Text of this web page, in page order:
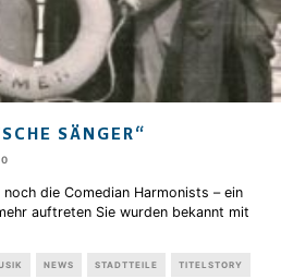
SÄNGER“
die Comedian Harmonists – ein
auftreten Sie wurden bekannt mit
NEWS STADTTEILE TITELSTORY